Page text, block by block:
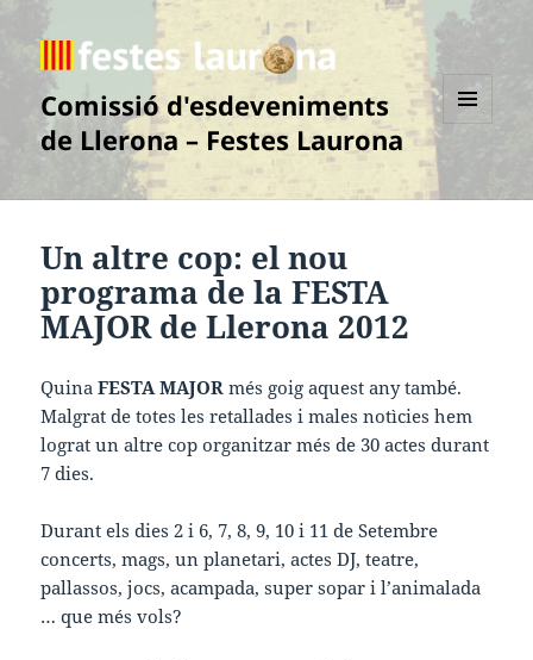
Comissió d'esdeveniments
de Llerona – Festes Laurona
Un altre cop: el nou
programa de laFESTA
MAJOR de Llerona 2012
QuinaFESTA MAJOR més goig aquest any també.
Malgrat de totes les retallades i males notìcies hem
lograt un altre cop organitzar més de 30 actes durant
7 dies.
Durant els dies 2 i 6, 7, 8, 9, 10 i 11 de Setembre
concerts, mags, un planetari, actes DJ, teatre,
pallassos, jocs, acampada, super sopar i l’animalada
… que més vols?